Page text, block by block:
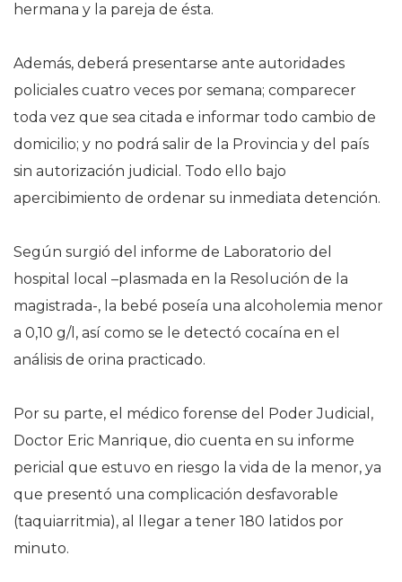
hermana y la pareja de ésta.
Además, deberá presentarse ante autoridades
policiales cuatro veces por semana; comparecer
toda vez que sea citada e informar todo cambio de
domicilio; y no podrá salir de la Provincia y del país
sin autorización judicial. Todo ello bajo
apercibimiento de ordenar su inmediata detención.
Según surgió del informe de Laboratorio del
hospital local –plasmada en la Resolución de la
magistrada-, la bebé poseía una alcoholemia menor
a 0,10 g/l, así como se le detectó cocaína en el
análisis de orina practicado.
Por su parte, el médico forense del Poder Judicial,
Doctor Eric Manrique, dio cuenta en su informe
pericial que estuvo en riesgo la vida de la menor, ya
que presentó una complicación desfavorable
(taquiarritmia), al llegar a tener 180 latidos por
minuto.